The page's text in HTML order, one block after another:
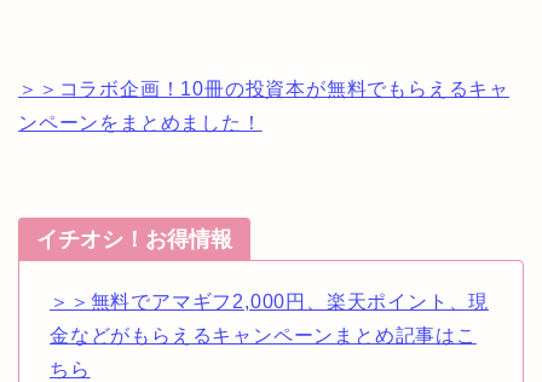
＞＞コラボ企画！10冊の投資本が無料でもらえるキャ
ンペーンをまとめました！
イチオシ！お得情報
＞＞無料でアマギフ2,000円、楽天ポイント、現
金などがもらえるキャンペーンまとめ記事はこ
ちら